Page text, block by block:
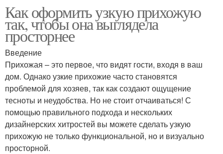
Как оформить узкую прихожую
так, чтобы она выглядела
просторнее
Введение
Прихожая – это первое, что видят гости, входя в ваш
дом. Однако узкие прихожие часто становятся
проблемой для хозяев, так как создают ощущение
тесноты и неудобства. Но не стоит отчаиваться! С
помощью правильного подхода и нескольких
дизайнерских хитростей вы можете сделать узкую
прихожую не только функциональной, но и визуально
просторной.